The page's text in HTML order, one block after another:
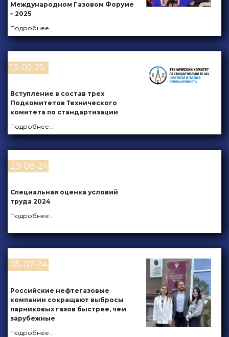
Международном Газовом Форуме
– 2025
Подробнее...
13-05-25
Вступление в состав трех
Подкомитетов Технического
комитета по стандартизации
Подробнее...
29-08-24
Специальная оценка условий
труда 2024
Подробнее...
05-07-24
Российские нефтегазовые
компании сокращают выбросы
парниковых газов быстрее, чем
зарубежные
Подробнее...